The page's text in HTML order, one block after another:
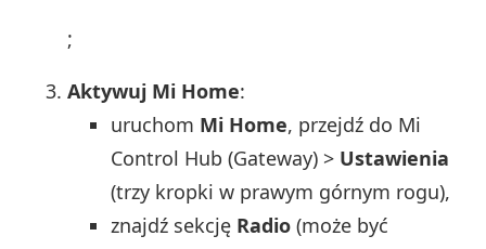
;
Aktywuj Mi Home:
uruchom Mi Home, przejdź do Mi
Control Hub (Gateway) > Ustawienia
(trzy kropki w prawym górnym rogu),
znajdź sekcję Radio (może być